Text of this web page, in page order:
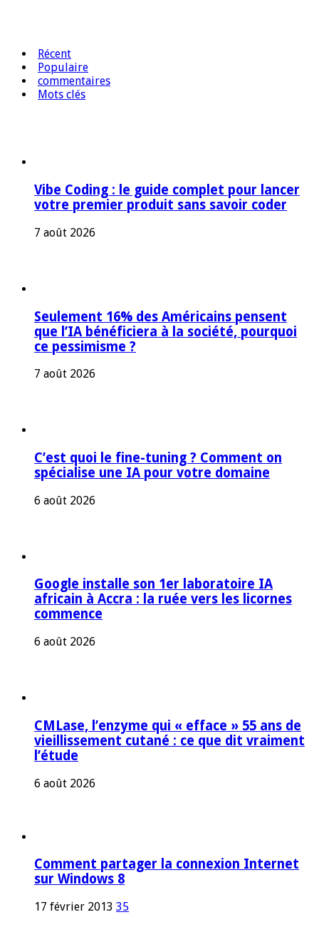
Récent
Populaire
commentaires
Mots clés
Vibe Coding : le guide complet pour lancer
votre premier produit sans savoir coder
7 août 2026
Seulement 16% des Américains pensent
que l’IA bénéficiera à la société, pourquoi
ce pessimisme ?
7 août 2026
C’est quoi le fine-tuning ? Comment on
spécialise une IA pour votre domaine
6 août 2026
Google installe son 1er laboratoire IA
africain à Accra : la ruée vers les licornes
commence
6 août 2026
CMLase, l’enzyme qui « efface » 55 ans de
vieillissement cutané : ce que dit vraiment
l’étude
6 août 2026
Comment partager la connexion Internet
sur Windows 8
17 février 2013 35